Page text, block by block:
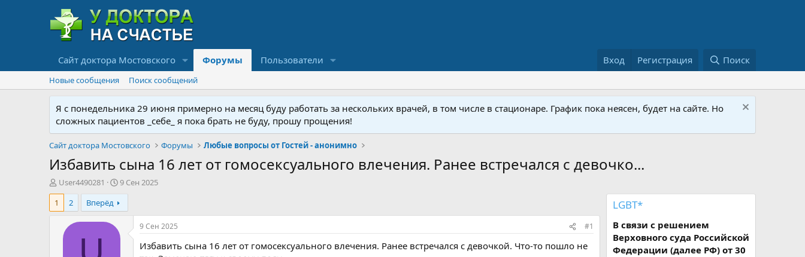
Сайт доктора Мостовского Форумы Пользователи Вход Регистрация Поиск
Новые сообщения Поиск сообщений
Я с понедельника 29 июня примерно на месяц буду работать за нескольких врачей, в том числе в стационаре. График пока неясен, будет на сайте. Но
сложных пациентов _себе_ я пока брать не буду, прошу прощения!
Сайт доктора Мостовского Форумы Любые вопросы от Гостей - анонимно
Избавить сына 16 лет от гомосексуального влечения. Ранее встречался с девочко...
А
в
о
User4490281
Д
а
т
а
а
9 Сен 2025
1
2 Вперёд
9 Сен 2025 #1
Избавить сына 16 лет от гомосексуального влечения. Ранее встречался с девочкой. Что-то пошло не
LGBT*
В связи с решением
Верховного суда Российской
Федерации (далее РФ) от 30